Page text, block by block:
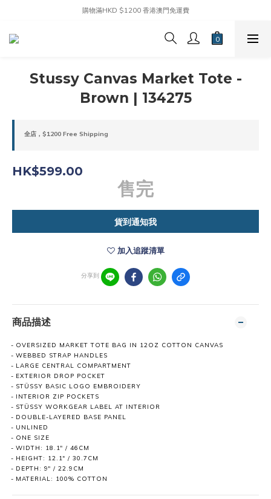
購物滿HKD $1200 香港澳門免運費
Stussy Canvas Market Tote -
Brown | 134275
全店，$1200 Free Shipping
HK$599.00
售完
貨到通知我
加入追蹤清單
分享到
商品描述
OVERSIZED MARKET TOTE BAG IN 12OZ COTTON CANVAS
WEBBED STRAP HANDLES
LARGE CENTRAL COMPARTMENT
EXTERIOR DROP POCKET
STÜSSY BASIC LOGO EMBROIDERY
INTERIOR ZIP POCKETS
STÜSSY WORKGEAR LABEL AT INTERIOR
DOUBLE-LAYERED BASE PANEL
UNLINED
ONE SIZE
WIDTH: 18.1" / 46CM
HEIGHT: 12.1" / 30.7CM
DEPTH: 9" / 22.9CM
MATERIAL: 100% COTTON